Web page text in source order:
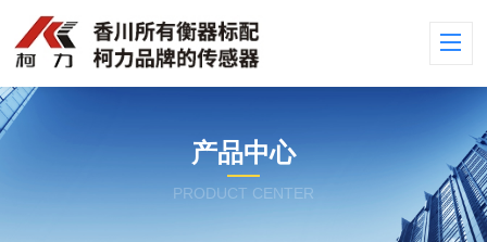
产品中心
PRODUCT CENTER